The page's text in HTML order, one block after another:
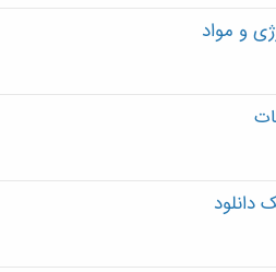
و مواد
دانلود